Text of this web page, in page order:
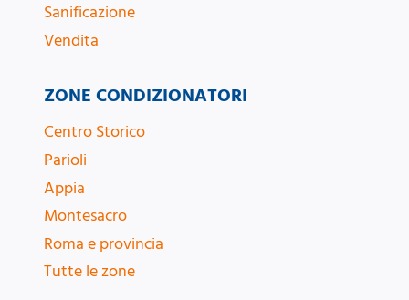
ZONE CONDIZIONATORI
Centro Storico
Parioli
Appia
Montesacro
Roma e provincia
Tutte le zone
Sanificazione
Vendita